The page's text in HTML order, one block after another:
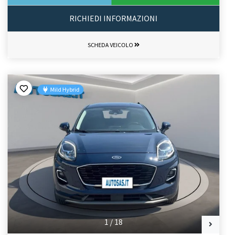
RICHIEDI INFORMAZIONI
SCHEDA VEICOLO
1/18
Mild Hybrid